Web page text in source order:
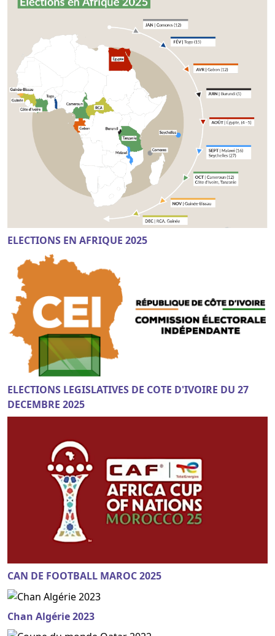
ELECTIONS EN AFRIQUE 2025
ELECTIONS LEGISLATIVES DE COTE D'IVOIRE DU 27
DECEMBRE 2025
CAN DE FOOTBALL MAROC 2025
Chan Algérie 2023